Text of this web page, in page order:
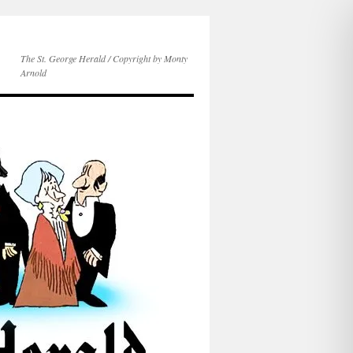
The St. George Herald / Copyright by Monty
Arnold